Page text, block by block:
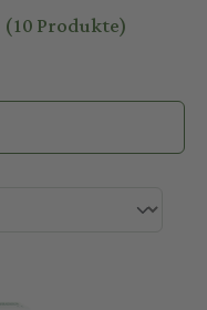
(10 Produkte)